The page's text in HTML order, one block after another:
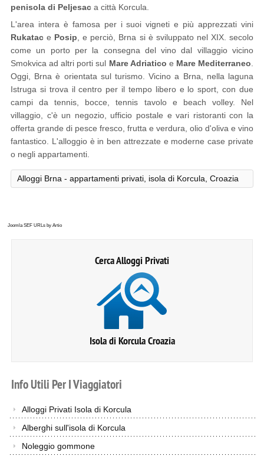
penisola di Peljesac a città Korcula.
L'area intera è famosa per i suoi vigneti e più apprezzati vini
Rukatace Posip, e perciò, Brna si è sviluppato nel XIX. secolo
come un porto per la consegna del vino dal villaggio vicino
Smokvica ad altri porti sul Mare Adriatico e Mare Mediterraneo.
Oggi, Brna è orientata sul turismo. Vicino a Brna, nella laguna
Istruga si trova il centro per il tempo libero e lo sport, con due
campi da tennis, bocce, tennis tavolo e beach volley. Nel
villaggio, c'è un negozio, ufficio postale e vari ristoranti con la
offerta grande di pesce fresco, frutta e verdura, olio d'oliva e vino
fantastico. L'alloggio è in ben attrezzate e moderne case private
o negli appartamenti.
Alloggi Brna - appartamenti privati, isola di Korcula, Croazia
Joomla SEF URLs by Artio
Cerca Alloggi Privati
Isola di Korcula Croazia
InfoUtili PerIViaggiatori
Alloggi Privati Isola di Korcula
Alberghi sull'isola di Korcula
Noleggio gommone